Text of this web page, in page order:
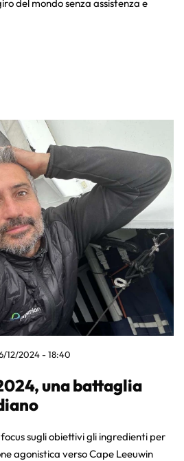
del mondo senza assistenza e
12/2024 - 18:40
una battaglia
sugli obiettivi gli ingredienti per
agonistica verso Cape Leeuwin